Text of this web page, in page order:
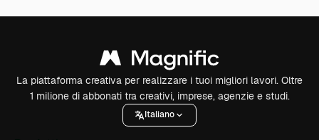
La piattaforma creativa per realizzare i tuoi migliori lavori. Oltre
1 milione di abbonati tra creativi, imprese, agenzie e studi.
Italiano